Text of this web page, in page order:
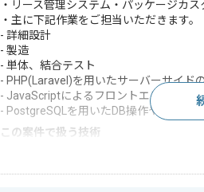
・リース管理システム・パッケージカ
・主に下記作業をご担当いただきます。
- 詳細設計
- 製造
- 単体、結合テスト
- PHP(Laravel)を用いたサーバーサイド
- JavaScriptによるフロントエンド(画面
- PostgreSQLを用いたDB操作やデータ
この案件で扱う技術